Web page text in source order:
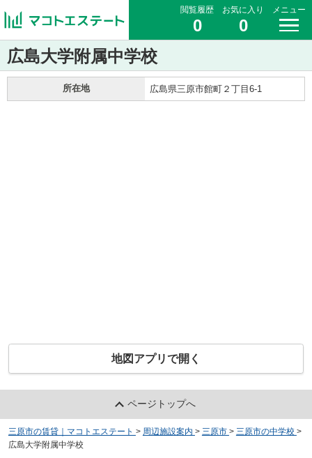
閲覧履歴
0
お気に入り
0
メニュー
広島大学附属中学校
所在地 広島県三原市館町２丁目6-1
地図アプリで開く
ページトップへ
三原市の賃貸｜マコトエステート > 周辺施設案内 > 三原市 > 三原市の中学校 >
広島大学附属中学校